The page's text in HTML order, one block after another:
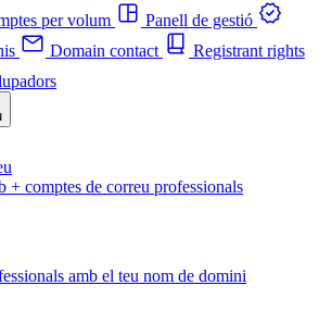
per volum
Panell de gestió
Domain contact
Registrant rights
+ comptes de correu professionals
amb el teu nom de domini